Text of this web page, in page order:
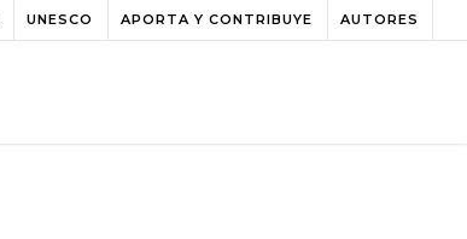
UNESCO APORTA Y CONTRIBUYE AUTORES